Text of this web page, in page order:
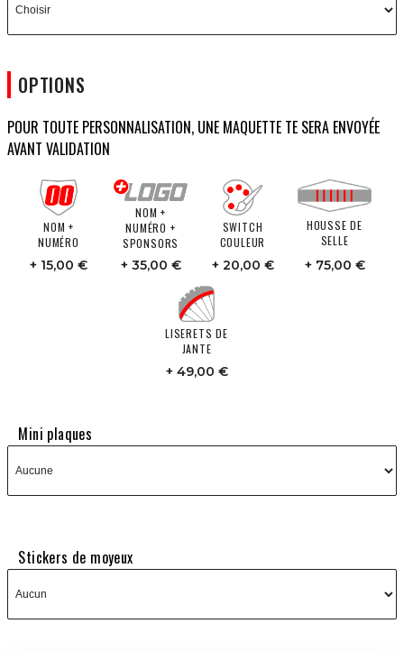
OPTIONS
POUR TOUTE PERSONNALISATION, UNE MAQUETTE TE SERA ENVOYÉE
AVANT VALIDATION
NOM +
NUMÉRO
15,00 €
NOM +
NUMÉRO +
SPONSORS
35,00 €
SWITCH
COULEUR
20,00 €
HOUSSE DE
SELLE
75,00 €
LISERETS DE
JANTE
49,00 €
Mini plaques
Stickers de moyeux